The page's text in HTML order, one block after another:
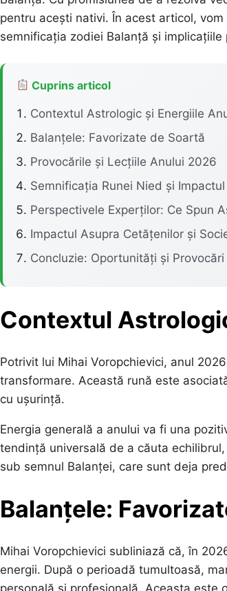
pentru acești nativi. În acest articol,
semnificația zodiei Balanță și
Cuprins articol
Contextul Astrologic și Energiile
Balanțele: Favorizate de Soartă
Provocările și Lecțiile Anului 2026
Semnificația Runei Nied și
Perspectivele Experților: Ce Spun
Impactul Asupra Cetățenilor și
Concluzie: Oportunități și
Contextul
Potrivit lui Mihai Voropchievici, anul
transformare. Această rună este
cu ușurință.
Energia generală a anului va fi una
tendință universală de a căuta
sub semnul Balanței, care sunt deja
Balanțele:
Mihai Voropchievici subliniază că, în
energii. După o perioadă tumultoasă,